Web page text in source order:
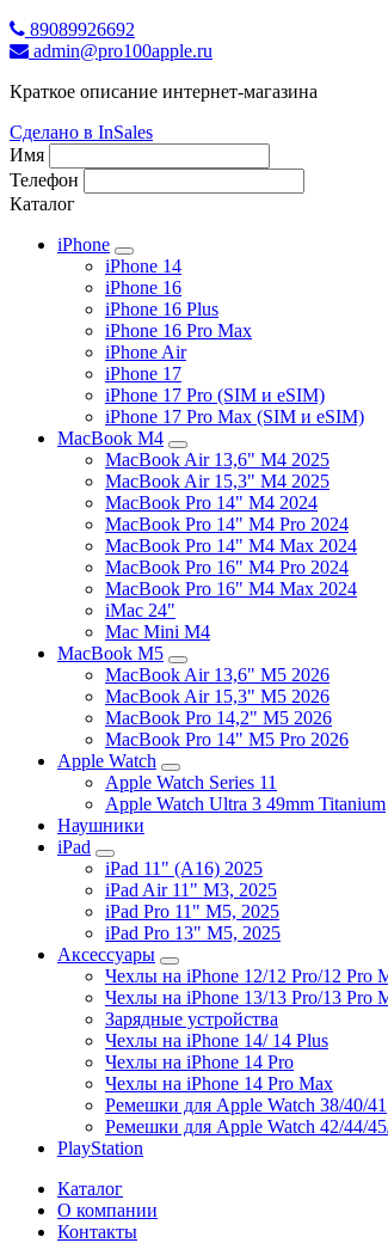
89089926692
admin@pro100apple.ru
Краткое описание интернет-магазина
Сделано в InSales
Имя
Телефон
Каталог
iPhone
iPhone 14
iPhone 16
iPhone 16 Plus
iPhone 16 Pro Max
iPhone Air
iPhone 17
iPhone 17 Pro (SIM и eSIM)
iPhone 17 Pro Max (SIM и eSIM)
MacBook M4
MacBook Air 13,6" M4 2025
MacBook Air 15,3" M4 2025
MacBook Pro 14" M4 2024
MacBook Pro 14" M4 Pro 2024
MacBook Pro 14" M4 Max 2024
MacBook Pro 16" M4 Pro 2024
MacBook Pro 16" M4 Max 2024
iMac 24"
Mac Mini M4
MacBook M5
MacBook Air 13,6" M5 2026
MacBook Air 15,3" M5 2026
MacBook Pro 14,2" M5 2026
MacBook Pro 14" M5 Pro 2026
Apple Watch
Apple Watch Series 11
Apple Watch Ultra 3 49mm Titanium
Наушники
iPad
iPad 11" (A16) 2025
iPad Air 11" M3, 2025
iPad Pro 11" M5, 2025
iPad Pro 13" M5, 2025
Аксессуары
Чехлы на iPhone 12/12 Pro/12 Pro
Чехлы на iPhone 13/13 Pro/13 Pro
Зарядные устройства
Чехлы на iPhone 14/ 14 Plus
Чехлы на iPhone 14 Pro
Чехлы на iPhone 14 Pro Max
Ремешки для Apple Watch 38/40/41
Ремешки для Apple Watch 42/44/
PlayStation
Каталог
О компании
Контакты